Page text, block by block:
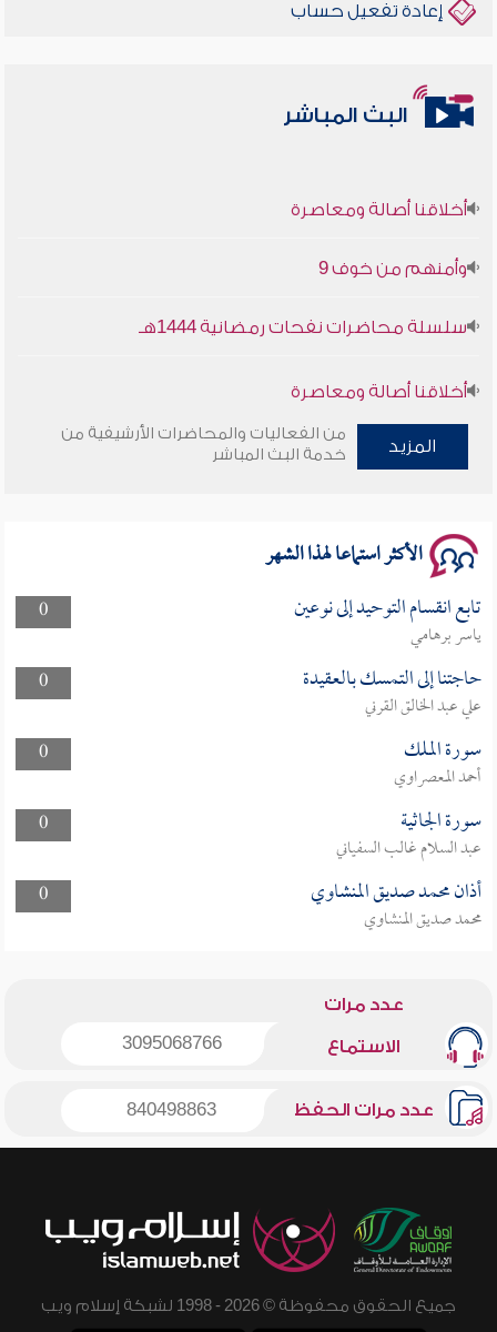
إعادة تفعيل حساب
البث المباشر
أخلاقنا أصالة ومعاصرة
وأمنهم من خوف 9
سلسلة محاضرات نفحات رمضانية 1444هـ
أخلاقنا أصالة ومعاصرة
وأمنهم من خوف 9
المزيد
من الفعاليات والمحاضرات الأرشيفية من
خدمة البث المباشر
الأكثر استماعا لهذا الشهر
0 تابع انقسام التوحيد إلى نوعين
ياسر برهامي
0
حاجتنا إلى التمسك بالعقيدة
علي عبد الخالق القرني
0
سورة الملك
أحمد المعصراوي
0
سورة الجاثية
عبد السلام غالب السفياني
0
أذان محمد صديق المنشاوي
محمد صديق المنشاوي
عدد مرات
الاستماع 3095068766
عدد مرات الحفظ 840498863
جميع الحقوق محفوظة © 2026 - 1998 لشبكة إسلام ويب